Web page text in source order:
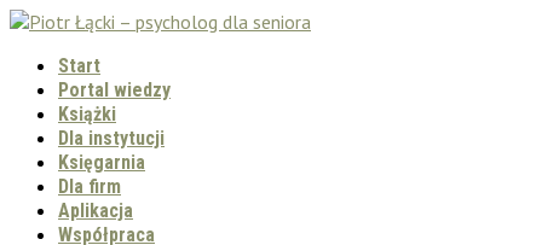
Start
Portal wiedzy
Książki
Dla instytucji
Księgarnia
Dla firm
Aplikacja
Współpraca